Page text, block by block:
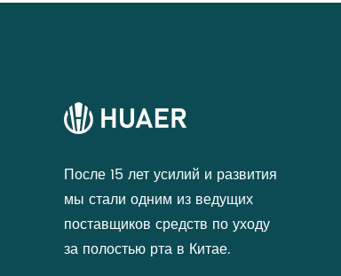
После 15 лет усилий и развития
мы стали одним из ведущих
поставщиков средств по уходу
за полостью рта в Китае.